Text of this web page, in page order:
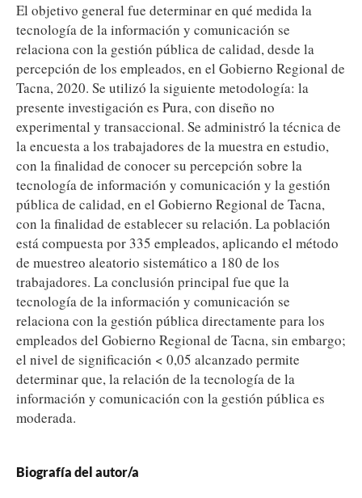
El objetivo general fue determinar en qué medida la
tecnología de la información y comunicación se
relaciona con la gestión pública de calidad, desde la
percepción de los empleados, en el Gobierno Regional de
Tacna, 2020. Se utilizó la siguiente metodología: la
presente investigación es Pura, con diseño no
experimental y transaccional. Se administró la técnica de
la encuesta a los trabajadores de la muestra en estudio,
con la finalidad de conocer su percepción sobre la
tecnología de información y comunicación y la gestión
pública de calidad, en el Gobierno Regional de Tacna,
con la finalidad de establecer su relación. La población
está compuesta por 335 empleados, aplicando el método
de muestreo aleatorio sistemático a 180 de los
trabajadores. La conclusión principal fue que la
tecnología de la información y comunicación se
relaciona con la gestión pública directamente para los
empleados del Gobierno Regional de Tacna, sin embargo;
el nivel de significación < 0,05 alcanzado permite
determinar que, la relación de la tecnología de la
información y comunicación con la gestión pública es
moderada.
Biografía del autor/a